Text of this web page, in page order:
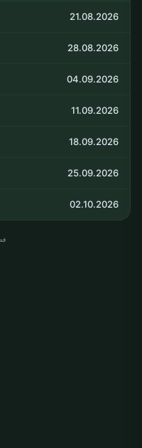
21.08.2026
28.08.2026
04.09.2026
11.09.2026
18.09.2026
25.09.2026
02.10.2026